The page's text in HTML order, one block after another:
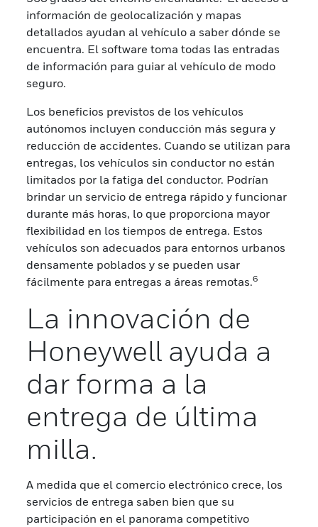
información de geolocalización y mapas
detallados ayudan al vehículo a saber dónde se
encuentra. El software toma todas las entradas
de información para guiar al vehículo de modo
seguro.
Los beneficios previstos de los vehículos
autónomos incluyen conducción más segura y
reducción de accidentes. Cuando se utilizan para
entregas, los vehículos sin conductor no están
limitados por la fatiga del conductor. Podrían
brindar un servicio de entrega rápido y funcionar
durante más horas, lo que proporciona mayor
flexibilidad en los tiempos de entrega. Estos
vehículos son adecuados para entornos urbanos
densamente poblados y se pueden usar
fácilmente para entregas a áreas remotas.6
La innovación de
Honeywell ayuda a
dar forma a la
entrega de última
milla.
A medida que el comercio electrónico crece, los
servicios de entrega saben bien que su
participación en el panorama competitivo